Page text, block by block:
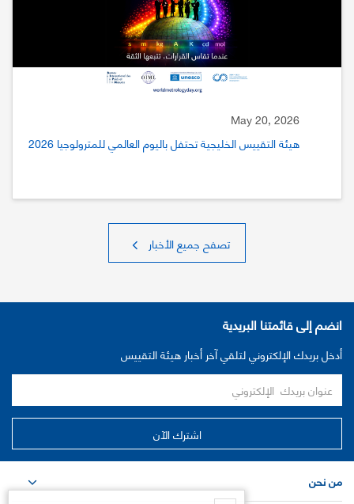
May 20, 2026
هيئة التقييس الخليجية تحتفل باليوم العالمي للمترولوجيا 2026
تصفح جميع الأخبار
انضم إلى قائمتنا البريدية
أدخل بريدك الإلكتروني لتلقي آخر أخبار هيئة التقييس
من نحن